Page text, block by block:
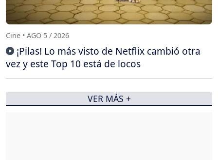
Cine • AGO 5 / 2026
¡Pilas! Lo más visto de Netflix cambió otra
vez y este Top 10 está de locos
VER MÁS +